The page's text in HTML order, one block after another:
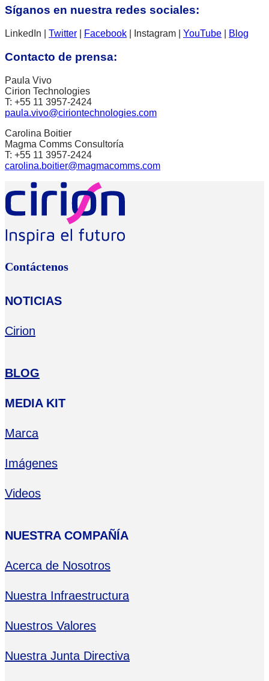
Síganos en nuestra redes sociales:
LinkedIn | Twitter Facebook | Instagram | YouTube Blog
Contacto de prensa:
Paula Vivo
Cirion Technologies
T: +55 11 3957-2424
paula.vivo@ciriontechnologies.com
Carolina Boitier
Magma Comms Consultoría
T: +55 11 3957-2424
carolina.boitier@magmacomms.com
Contáctenos
NOTICIAS
Cirion
BLOG
MEDIA KIT
Marca
Imágenes
Videos
NUESTRA COMPAÑÍA
Acerca de Nosotros
Nuestra Infraestructura
Nuestros Valores
Nuestra Junta Directiva